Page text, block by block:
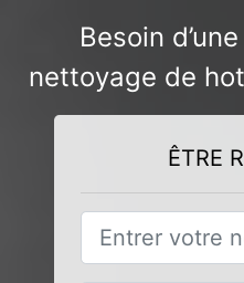
Besoin
nettoyage de
ÊTRE